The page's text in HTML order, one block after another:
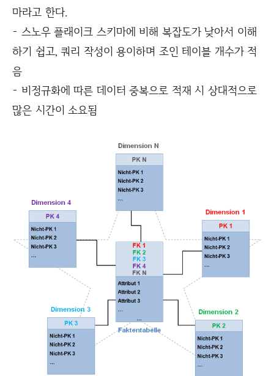
마라고 한다.
- 스노우 플래이크 스키마에 비해 복잡도가 낮아서 이해
하기 쉽고, 쿼리 작성이 용이하며 조인 테이블 개수가 적
음
- 비정규화에 따른 데이터 중복으로 적재 시 상대적으로
많은 시간이 소요됨